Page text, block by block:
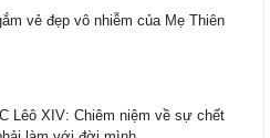
vẻ đẹp vô nhiễm của Mẹ Thiên
Lêô XIV: Chiêm niệm về sự chết